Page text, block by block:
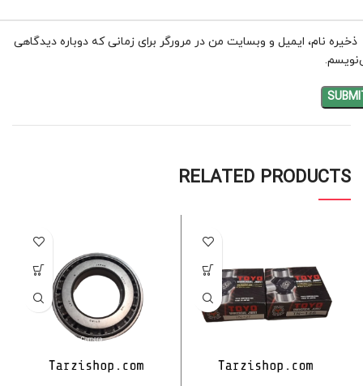
ذخیره نام، ایمیل و وبسایت من در مرورگر برای زمانی که دوباره دیدگاهی
RELATED PRODUCTS